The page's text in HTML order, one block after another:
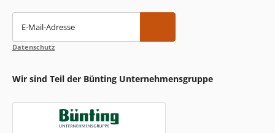
E-Mail-Adresse
Datenschutz
Wir sind Teil der Bünting Unternehmensgruppe